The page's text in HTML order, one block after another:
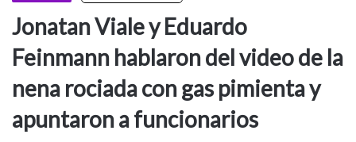
Jonatan Viale y Eduardo
Feinmann hablaron del video de la
nena rociada con gas pimienta y
apuntaron a funcionarios